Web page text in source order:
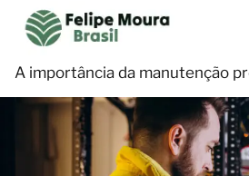
A importância da manutenção